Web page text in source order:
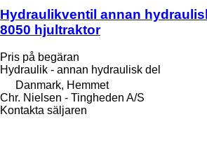
Hydraulikventil annan
8050 hjultraktor
Pris på begäran
Hydraulik - annan hydraulisk del
Danmark, Hemmet
Chr. Nielsen - Tingheden A/S
Kontakta säljaren